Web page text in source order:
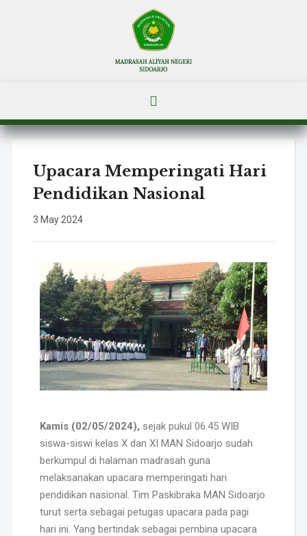
Upacara Memperingati Hari
Pendidikan Nasional
3 May 2024
Kamis (02/05/2024), sejak pukul 06.45 WIB
siswa-siswi kelas X dan XI MAN Sidoarjo sudah
berkumpul di halaman madrasah guna
melaksanakan upacara memperingati hari
pendidikan nasional. Tim Paskibraka MAN Sidoarjo
turut serta sebagai petugas upacara pada pagi
hari ini. Yang bertindak sebagai pembina upacara